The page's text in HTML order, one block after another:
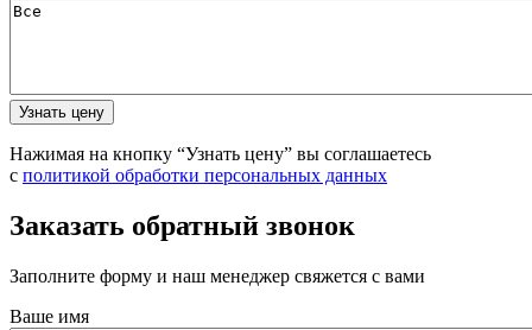
Нажимая на кнопку “Узнать цену” вы соглашаетесь
с политикой обработки персональных данных
Заказать обратный звонок
Заполните форму и наш менеджер свяжется с вами
Ваше имя